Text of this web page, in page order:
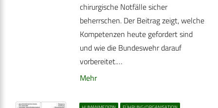
chirurgische Notfälle sicher
beherrschen. Der Beitrag zeigt, welche
Kompetenzen heute gefordert sind
und wie die Bundeswehr darauf
vorbereitet.…
Mehr